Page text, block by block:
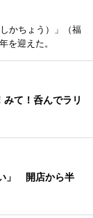
かちょう）」（福
を迎えた。
て！呑んでラリ
」 開店から半